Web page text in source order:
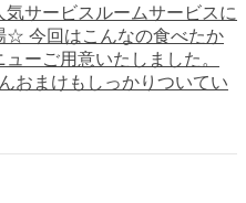
サービスルームサービスに
☆ 今回はこんなの食べたか
ーご用意いたしました。
おまけもしっかりついてい